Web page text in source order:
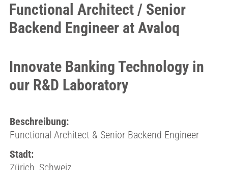
Functional Architect / Senior
Backend Engineer at Avaloq
Innovate Banking Technology in
our R&D Laboratory
Beschreibung:
Functional Architect & Senior Backend Engineer
Stadt:
Zürich, Schweiz